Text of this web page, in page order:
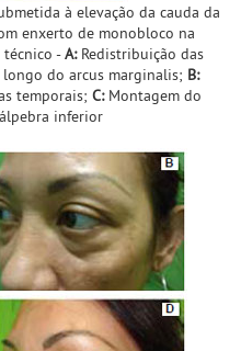
à elevação da cauda da
enxerto de monobloco na
técnico -A:Redistribuição das
do arcus marginalis; B:
temporais; C:Montagem do
inferior